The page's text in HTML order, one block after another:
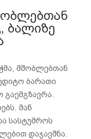
ბალიზე
მშობლებთან
ბარათი
მან
სასტუმროს
დაჯავშნა.